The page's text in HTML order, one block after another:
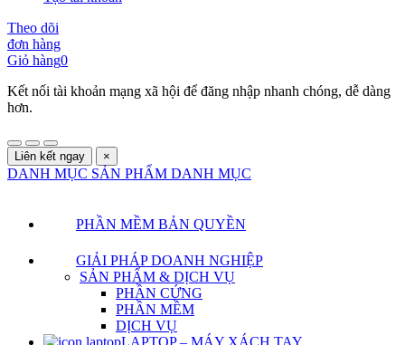
Theo dõi
đơn hàng
Giỏ hàng0
Kết nối tài khoản mạng xã hội để đăng nhập nhanh chóng, dễ dàng
hơn.
Liên kết ngay ×
DANH MỤC SẢN PHẨM DANH MỤC
PHẦN MỀM BẢN QUYỀN
GIẢI PHÁP DOANH NGHIỆP
SẢN PHẨM & DỊCH VỤ
PHẦN CỨNG
PHẦN MỀM
DỊCH VỤ
LAPTOP – MÁY XÁCH TAY